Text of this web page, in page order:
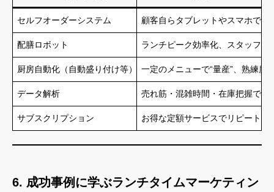
セルフオーダーシステム 顧客自らタブレットやスマホで
配膳ロボット ランチピーク効率化、スタッフ負
厨房自動化（自動盛り付け等） 一定のメニューで“量産”、熟練度
データ解析 売れ筋・混雑時間・在庫把握で発
サブスクリプション お得な定額サービスでリピート促
6. 成功事例に学ぶランチタイムマーケティン